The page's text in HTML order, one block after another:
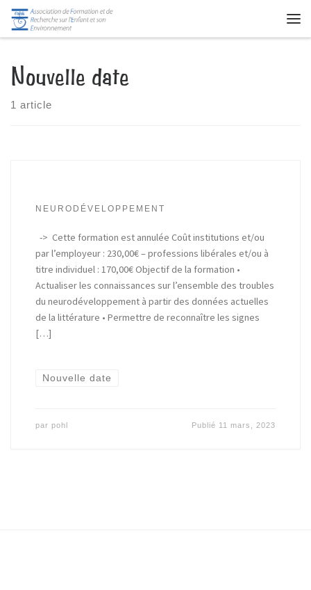
Skip to content
Nouvelle date
1 article
NEURODÉVELOPPEMENT
-> Cette formation est annulée Coût institutions et/ou
par l’employeur : 230,00€ – professions libérales et/ou à
titre individuel : 170,00€ Objectif de la formation •
Actualiser les connaissances sur l’ensemble des troubles
du neurodéveloppement à partir des données actuelles
de la littérature • Permettre de reconnaître les signes
[…]
Nouvelle date
par pohl Publié 11 mars, 2023